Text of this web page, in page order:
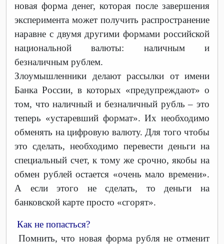
новая форма денег, которая после завершения
эксперимента может получить распространение
наравне с двумя другими формами российской
национальной валюты: наличным и
безналичным рублем.
Злоумышленники делают рассылки от имени
Банка России, в которых «предупреждают» о
том, что наличный и безналичный рубль – это
теперь «устаревший формат». Их необходимо
обменять на цифровую валюту. Для того чтобы
это сделать, необходимо перевести деньги на
специальный счет, к тому же срочно, якобы на
обмен рублей остается «очень мало времени».
А если этого не сделать, то деньги на
банковской карте просто «сгорят».
Как не попасться?
Помнить, что новая форма рубля не отменит